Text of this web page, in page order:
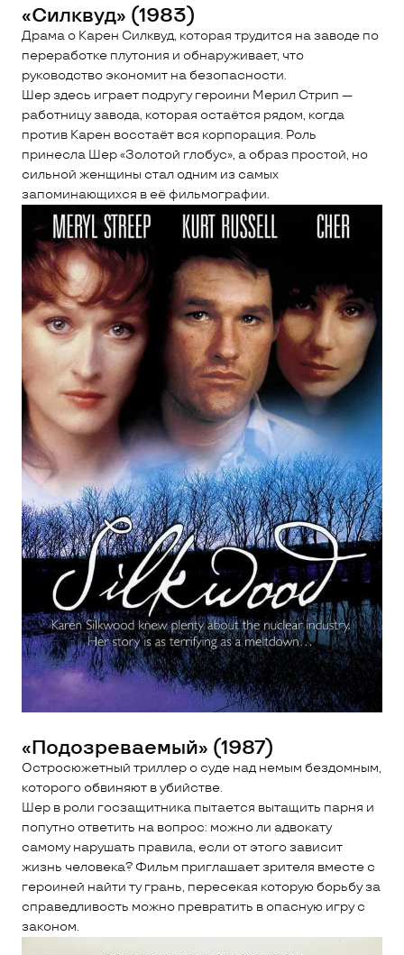
«Силквуд» (1983)
Драма о Карен Силквуд, которая трудится на заводе по
переработке плутония и обнаруживает, что
руководство экономит на безопасности.
Шер здесь играет подругу героини Мерил Стрип —
работницу завода, которая остаётся рядом, когда
против Карен восстаёт вся корпорация. Роль
принесла Шер «Золотой глобус», а образ простой, но
сильной женщины стал одним из самых
запоминающихся в её фильмографии.
«Подозреваемый» (1987)
Остросюжетный триллер о суде над немым бездомным,
которого обвиняют в убийстве.
Шер в роли госзащитника пытается вытащить парня и
попутно ответить на вопрос: можно ли адвокату
самому нарушать правила, если от этого зависит
жизнь человека? Фильм приглашает зрителя вместе с
героиней найти ту грань, пересекая которую борьбу за
справедливость можно превратить в опасную игру с
законом.